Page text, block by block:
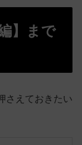
】まで
さえておきたい